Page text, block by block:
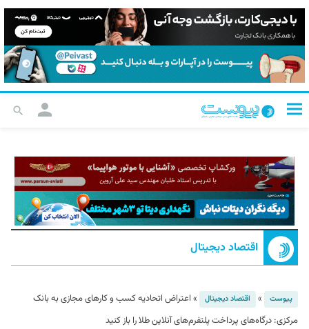
اقتصاد دیجیتال
پیوست » اقتصاد دیجیتال » اعتراض اتحادیه کسب و کارهای مجازی به بانک
مرکزی: درگاه‌های پرداخت پلتفرم‌های آنلاین طلا را باز کنید